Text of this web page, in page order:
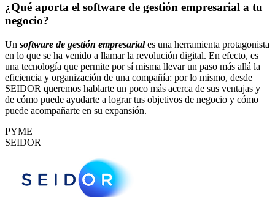
¿Qué aporta el software de gestión empresarial a tu
negocio?
Un software de gestión empresariales una herramienta protagonista
en lo que se ha venido a llamar la revolución digital. En efecto, es
una tecnología que permite por sí misma llevar un paso más allá la
eficiencia y organización de una compañía: por lo mismo, desde
SEIDOR queremos hablarte un poco más acerca de sus ventajas y
de cómo puede ayudarte a lograr tus objetivos de negocio y cómo
puede acompañarte en su expansión.
PYME
SEIDOR